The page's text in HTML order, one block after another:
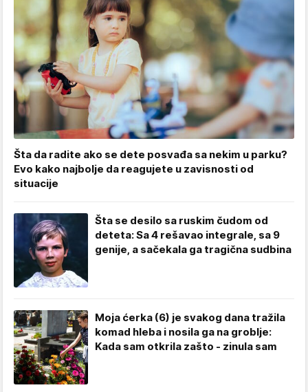
Šta da radite ako se dete posvađa sa nekim u parku?
Evo kako najbolje da reagujete u zavisnosti od
situacije
Šta se desilo sa ruskim čudom od
deteta: Sa 4 rešavao integrale, sa 9
genije, a sačekala ga tragična sudbina
Moja ćerka (6) je svakog dana tražila
komad hleba i nosila ga na groblje:
Kada sam otkrila zašto - zinula sam